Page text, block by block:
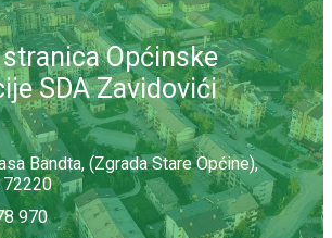
Općinske
SDA Zavidovići
Bandta, (Zgrada Stare Općine),
970